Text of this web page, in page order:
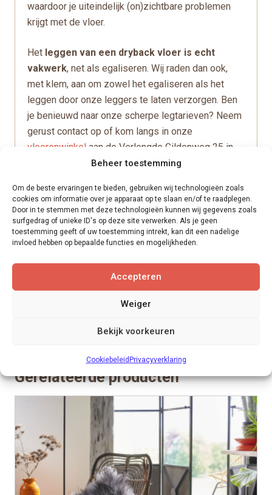
Beheer toestemming
Om de beste ervaringen te bieden, gebruiken wij technologieën zoals
cookies om informatie over je apparaat op te slaan en/of te raadplegen.
Door in te stemmen met deze technologieën kunnen wij gegevens zoals
surfgedrag of unieke ID's op deze site verwerken. Als je geen
toestemming geeft of uw toestemming intrekt, kan dit een nadelige
invloed hebben op bepaalde functies en mogelijkheden.
Accepteren
Weiger
Bekijk voorkeuren
CookiebeleidPrivacyverklaring
waardoor je uiteindelijk (on)zichtbare problemen
krijgt met de vloer.
Het leggen van een dryback vloer is echt
vakwerk, net als egaliseren. Wij raden dan ook,
met klem, aan om zowel het egaliseren als het
leggen door onze leggers te laten verzorgen. Ben
je benieuwd naar onze scherpe legtarieven? Neem
gerust contact op of kom langs in onze
vloerenwinkel aan de Verlengde Gildenweg 25 in
De garantie op deze serie is 8 jaar bij commercieel
gebruik en maar liefst 15 jaar bij huishoudelijk
gebruik!
4 kleuren? We zien je graag in de showroom en
beste keus is voor jouw ruimte.
Gerelateerde producten